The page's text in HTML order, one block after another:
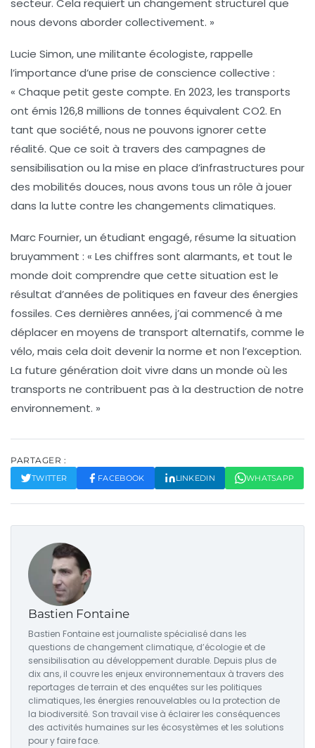
secteur. Cela requiert un changement structurel que
nous devons aborder collectivement. »
Lucie Simon, une militante écologiste, rappelle
l’importance d’une prise de conscience collective :
« Chaque petit geste compte. En 2023, les transports
ont émis 126,8 millions de tonnes équivalent CO2. En
tant que société, nous ne pouvons ignorer cette
réalité. Que ce soit à travers des campagnes de
sensibilisation ou la mise en place d’infrastructures pour
des mobilités douces, nous avons tous un rôle à jouer
dans la lutte contre les changements climatiques.
Marc Fournier, un étudiant engagé, résume la situation
bruyamment : « Les chiffres sont alarmants, et tout le
monde doit comprendre que cette situation est le
résultat d’années de politiques en faveur des énergies
fossiles. Ces dernières années, j’ai commencé à me
déplacer en moyens de transport alternatifs, comme le
vélo, mais cela doit devenir la norme et non l’exception.
La future génération doit vivre dans un monde où les
transports ne contribuent pas à la destruction de notre
environnement. »
PARTAGER :
TWITTER FACEBOOK LINKEDIN WHATSAPP
Bastien Fontaine
Bastien Fontaine est journaliste spécialisé dans les
questions de changement climatique, d’écologie et de
sensibilisation au développement durable. Depuis plus de
dix ans, il couvre les enjeux environnementaux à travers des
reportages de terrain et des enquêtes sur les politiques
climatiques, les énergies renouvelables ou la protection de
la biodiversité. Son travail vise à éclairer les conséquences
des activités humaines sur les écosystèmes et les solutions
pour y faire face.